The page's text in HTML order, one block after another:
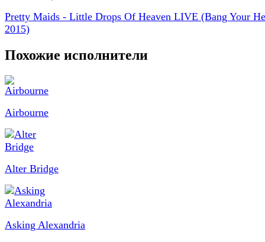
Pretty Maids - Little Drops Of Heaven LIVE (Bang Your
2015)
Похожие исполнители
Airbourne
Alter Bridge
Asking Alexandria